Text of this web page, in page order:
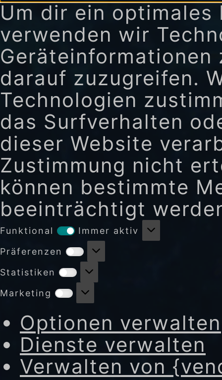
Um dir ein
verwenden wir
darauf zuzugreifen.
Technologien
das Surfverhalten
dieser Website
Zustimmung nicht
können bestimmte
beeinträchtigt
Funktional Funktional
Immer aktiv
Präferenzen
Präferenzen
Statistiken Statistiken
Marketing Marketing
Optionen verwalten
Dienste verwalten
Verwalten von